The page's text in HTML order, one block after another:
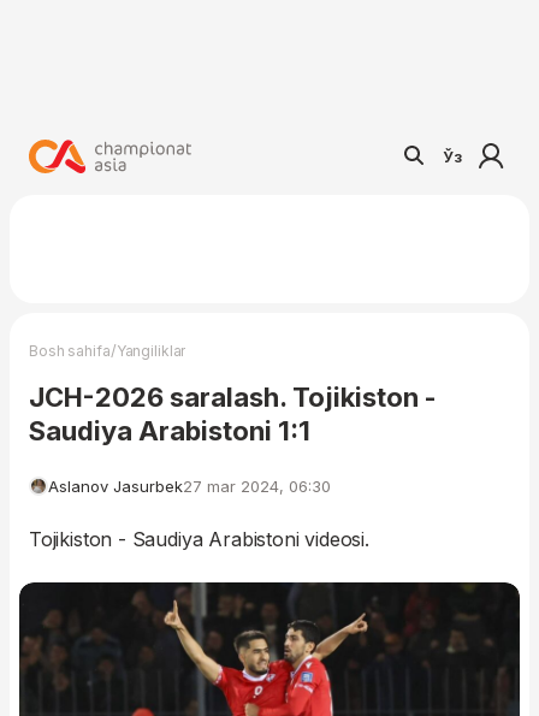
Ўз
Bosh sahifa/Yangiliklar
JCH-2026 saralash. Tojikiston -
Saudiya Arabistoni 1:1
Aslanov Jasurbek27 mar 2024, 06:30
Tojikiston - Saudiya Arabistoni videosi.